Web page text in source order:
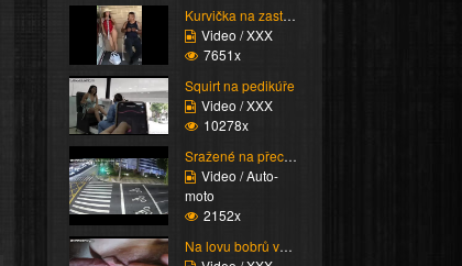
Kurvička na zastávce
Video / XXX
7651x
Squirt na pedikúře
Video / XXX
10278x
Sražené na přechodu
Video / Auto-
moto
2152x
Na lovu bobrů vol.76